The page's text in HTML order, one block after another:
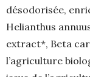
désodorisée,
Helianthus
extract*, Beta
l’agriculture